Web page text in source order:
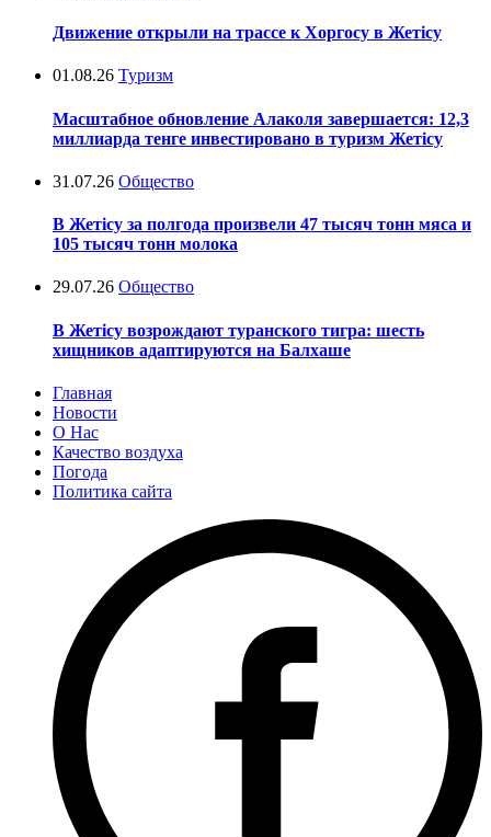
Движение открыли на трассе к Хоргосу в Жетісу
01.08.26 Туризм
Масштабное обновление Алаколя завершается: 12,3
миллиарда тенге инвестировано в туризм Жетісу
31.07.26 Общество
В Жетісу за полгода произвели 47 тысяч тонн мяса и
105 тысяч тонн молока
29.07.26 Общество
В Жетісу возрождают туранского тигра: шесть
хищников адаптируются на Балхаше
Главная
Новости
О Нас
Качество воздуха
Погода
Политика сайта